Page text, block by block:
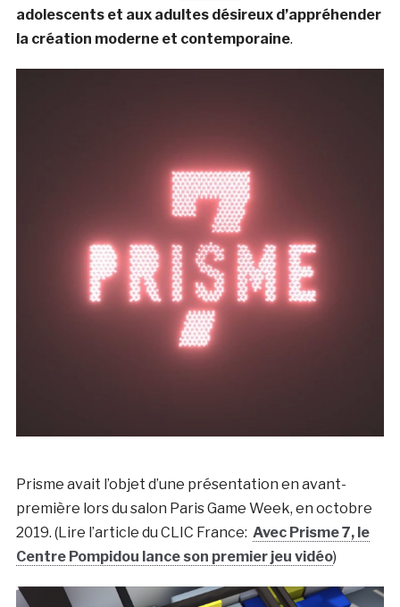
adolescents et aux adultes désireux d’appréhender
la création moderne et contemporaine.
Prisme avait l’objet d’une présentation en avant-
première lors du salon Paris Game Week, en octobre
2019. (Lire l’article du CLIC France: Avec Prisme 7, le
Centre Pompidou lance son premier jeu vidéo)